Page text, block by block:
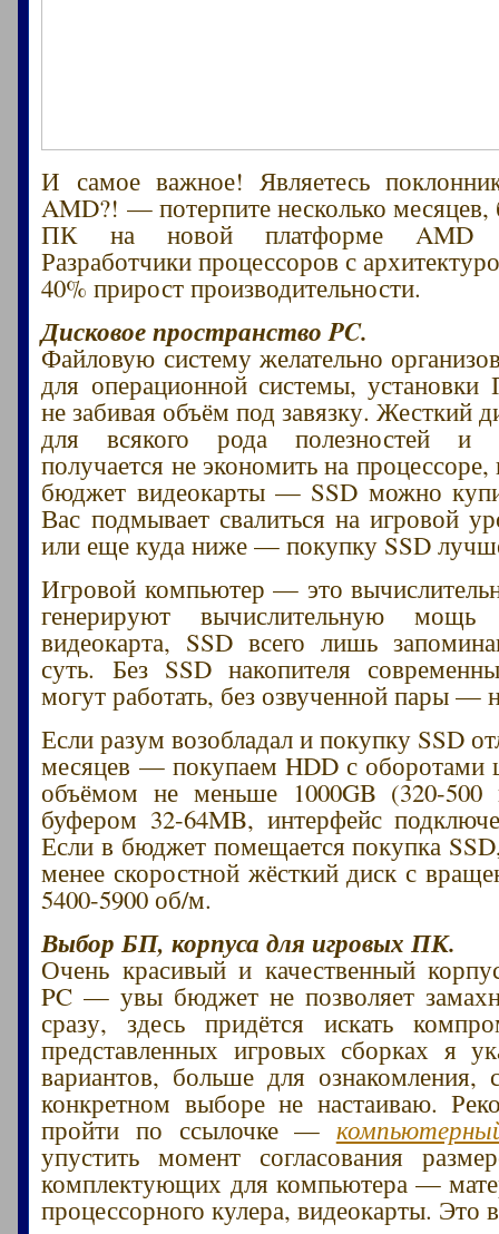
И самое важное! Являетесь
AMD?! — потерпите несколько месяцев,
ПК на новой платформе AMD
Разработчики процессоров с
40% прирост производительности.
Дисковое пространство PC.
Файловую систему желательно
для операционной системы,
не забивая объём под завязку. Жесткий
для всякого рода полезностей и
получается не экономить на
бюджет видеокарты — SSD можно
Вас подмывает свалиться на игровой
или еще куда ниже — покупку SSD
Игровой компьютер — это
генерируют вычислительную
видеокарта, SSD всего лишь
суть. Без SSD накопителя
могут работать, без озвученной пары —
Если разум возобладал и покупку SSD
месяцев — покупаем HDD с оборотами
объёмом не меньше 1000GB (320-
буфером 32-64MB, интерфейс
Если в бюджет помещается покупка
менее скоростной жёсткий диск с
5400-5900 об/м.
Выбор БП, корпуса для игровых ПК.
Очень красивый и качественный
PC — увы бюджет не позволяет
сразу, здесь придётся искать
представленных игровых сборках я
вариантов, больше для ознакомления,
конкретном выборе не настаиваю.
пройти по ссылочке —
упустить момент согласования
комплектующих для компьютера —
процессорного кулера, видеокарты. Это